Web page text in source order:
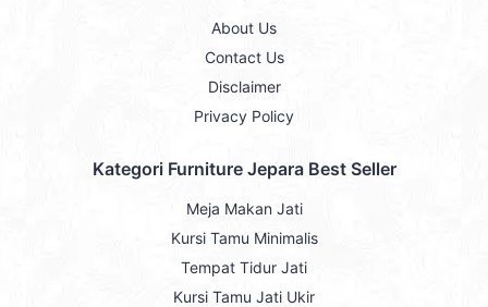
About Us
Contact Us
Disclaimer
Privacy Policy
Kategori Furniture Jepara Best Seller
Meja Makan Jati
Kursi Tamu Minimalis
Tempat Tidur Jati
Kursi Tamu Jati Ukir